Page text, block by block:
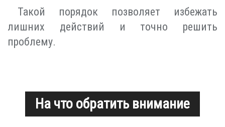
Такой порядок позволяет избежать
лишних действий и точно решить
проблему.
На что обратить внимание